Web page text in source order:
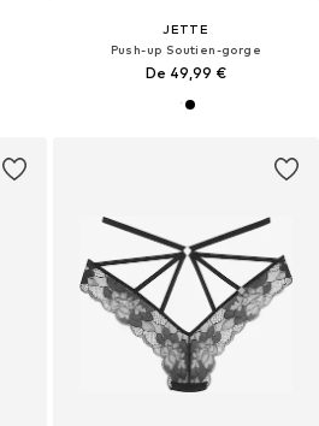
JETTE
Push-up Soutien-gorge
De 49,99 €